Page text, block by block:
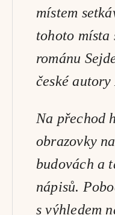
místem
tohoto místa
románu
české
Na přechod
obrazovky
budovách a
nápisů.
s výhledem